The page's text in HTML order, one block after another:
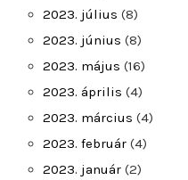
2023. július (8)
2023. június (8)
2023. május (16)
2023. április (4)
2023. március (4)
2023. február (4)
2023. január (2)